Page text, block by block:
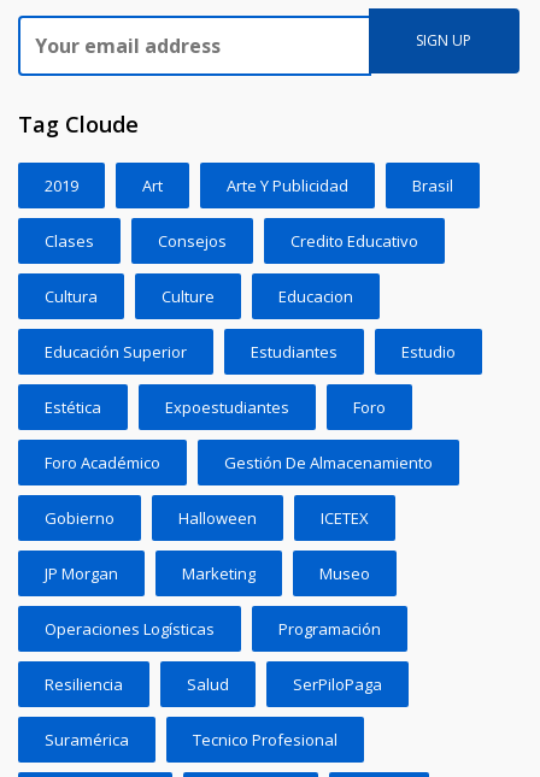
Tag Cloude
2019 Art Arte Y Publicidad Brasil
Clases Consejos Credito Educativo
Cultura Culture Educacion
Educación Superior Estudiantes Estudio
Estética Expoestudiantes Foro
Foro Académico Gestión De Almacenamiento
Gobierno Halloween ICETEX
JP Morgan Marketing Museo
Operaciones Logísticas Programación
Resiliencia Salud SerPiloPaga
Suramérica Tecnico Profesional